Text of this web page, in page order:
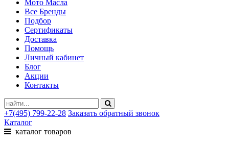
Мото Масла
Все Бренды
Подбор
Сертификаты
Доставка
Помощь
Личный кабинет
Блог
Акции
Контакты
+7(495) 799-22-28 Заказать обратный звонок
Каталог
каталог товаров